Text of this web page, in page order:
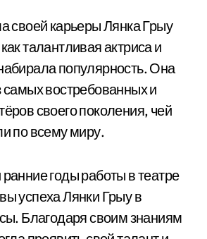
своей карьеры Лянка Грыу
талантливая актриса и
популярность. Она
самых востребованных и
своего поколения, чей
по всему миру.
годы работы в театре
успеха Лянки Грыу в
Благодаря своим знаниям